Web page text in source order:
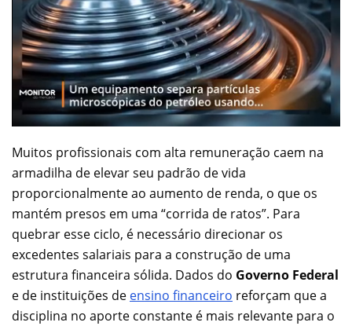
Muitos profissionais com alta remuneração caem na
armadilha de elevar seu padrão de vida
proporcionalmente ao aumento de renda, o que os
mantém presos em uma “corrida de ratos”. Para
quebrar esse ciclo, é necessário direcionar os
excedentes salariais para a construção de uma
estrutura financeira sólida. Dados do Governo Federal
e de instituições de ensino financeiro reforçam que a
disciplina no aporte constante é mais relevante para o